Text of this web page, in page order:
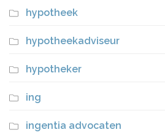
hypotheek
hypotheekadviseur
hypotheker
ing
ingentia advocaten